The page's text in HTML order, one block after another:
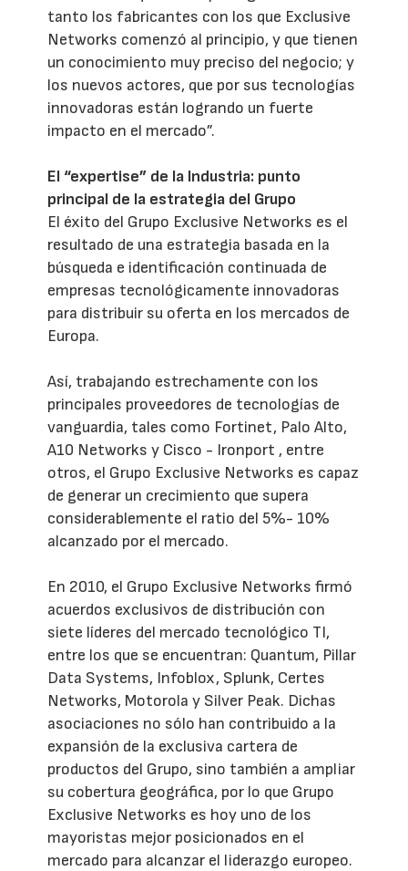
tanto los fabricantes con los que Exclusive
Networks comenzó al principio, y que tienen
un conocimiento muy preciso del negocio; y
los nuevos actores, que por sus tecnologías
innovadoras están logrando un fuerte
impacto en el mercado”.
El “expertise” de la Industria: punto
principal de la estrategia del Grupo
El éxito del Grupo Exclusive Networks es el
resultado de una estrategia basada en la
búsqueda e identificación continuada de
empresas tecnológicamente innovadoras
para distribuir su oferta en los mercados de
Europa.
Así, trabajando estrechamente con los
principales proveedores de tecnologías de
vanguardia, tales como Fortinet, Palo Alto,
A10 Networks y Cisco - Ironport , entre
otros, el Grupo Exclusive Networks es capaz
de generar un crecimiento que supera
considerablemente el ratio del 5%- 10%
alcanzado por el mercado.
En 2010, el Grupo Exclusive Networks firmó
acuerdos exclusivos de distribución con
siete líderes del mercado tecnológico TI,
entre los que se encuentran: Quantum, Pillar
Data Systems, Infoblox, Splunk, Certes
Networks, Motorola y Silver Peak. Dichas
asociaciones no sólo han contribuido a la
expansión de la exclusiva cartera de
productos del Grupo, sino también a ampliar
su cobertura geográfica, por lo que Grupo
Exclusive Networks es hoy uno de los
mayoristas mejor posicionados en el
mercado para alcanzar el liderazgo europeo.